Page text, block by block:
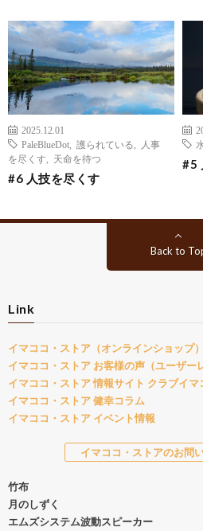
2025.12.01
PaleBlueDot
護られている
人事
を尽くす
天命を待つ
#6 人技を尽くす
#5
Back to
Link
イマココ・ストア（オンラインショップ）
イマココ・ストア お客様の声（ユーザー
イマココ・ストア 情報サイト クラブイマ
イマココ・ストア 健幸コラム
イマココ・ストア イベント情報
イマココ・ストアのお問
竹布
月のしずく
エムズシステム波動スピーカー